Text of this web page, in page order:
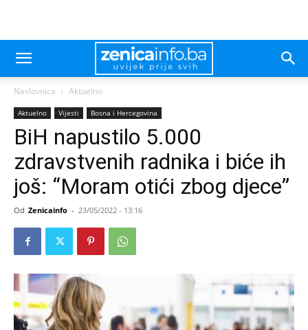
Naslovnica Aktuelno
Aktuelno Vijesti Bosna i Hercegovina
BiH napustilo 5.000
zdravstvenih radnika i biće ih
još: “Moram otići zbog djece”
Od Zenicainfo - 23/05/2022 - 13:16